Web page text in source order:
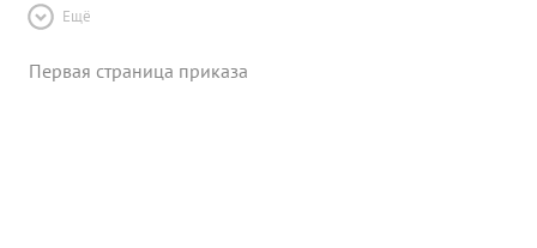
Ещё
Первая страница приказа